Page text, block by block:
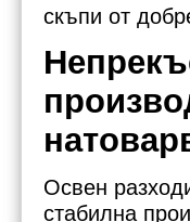
скъпи от
Освен
стабилна